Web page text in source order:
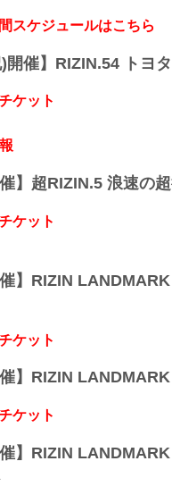
スケジュールはこちら
)開催】RIZIN.54 トヨ
ケット
】超RIZIN.5 浪速の
ケット
催】RIZIN
ケット
催】RIZIN
ケット
催】RIZIN